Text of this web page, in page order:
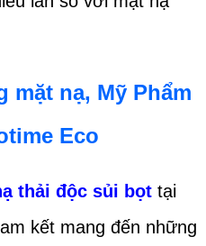
mặt nạ, Mỹ Phẩm
Eco
thải độc sủi bọt tại
kết mang đến những